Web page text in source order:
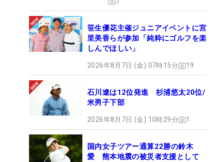
笹生優花主催ジュニアイベントに宮
里美香らが参加「純粋にゴルフを楽
しんでほしい」
2026年8月7日 (金) 07時15分 19
石川遼は12位発進 杉浦悠太20位/
米男子下部
2026年8月7日 (金) 10時29分 1
国内女子ツアー通算22勝の鈴木
愛 熊本地震の被災者支援として